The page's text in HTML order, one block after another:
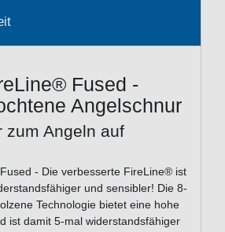
Fused -
Angelschnur
zum Angeln auf
- Die verbesserte FireLine® ist
und sensibler! Die 8-
Technologie bietet eine hohe
ist damit 5-mal widerstandsfähiger